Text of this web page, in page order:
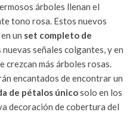
árboles llenan el
tono rosa. Estos nuevos
un set completo de
nuevas señales colgantes, y en
crezcan más árboles rosas.
encantados de encontrar un
de pétalos únicosolo en los
decoración de cobertura del